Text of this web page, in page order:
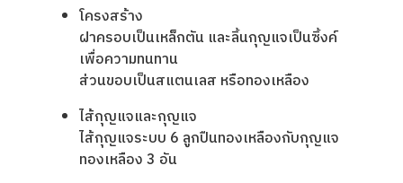
โครงสร้าง
ฝาครอบเป็นเหล็กตัน และลิ้นกุญแจเป็นซิ้งค์
เพื่อความทนทาน
ส่วนขอบเป็นสแตนเลส หรือทองเหลือง
ไส้กุญแจและกุญแจ
ไส้กุญแจระบบ 6 ลูกปืนทองเหลืองกับกุญแจ
ทองเหลือง 3 อัน